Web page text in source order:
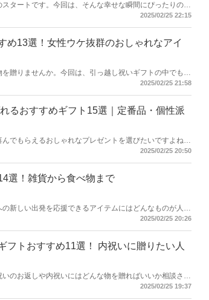
タートです。今回は、そんな幸せな瞬間にぴったりの気
しい間柄から近頃は疎遠になってしまっている遠い親戚
2025/02/25 22:15
め13選！女性ウケ抜群のおしゃれなアイ
贈りませんか。今回は、引っ越し祝いギフトの中でも一
いきます。低予算で相手に気を遣わせない商品から、家
2025/02/25 21:58
るおすすめギフト15選｜定番品・個性派
でもらえるおしゃれなプレゼントを選びたいですよね。
ハイセンスな贈り物をご紹介していきます。お世話にな
2025/02/25 20:50
選！雑貨から食べ物まで
新しい出発を応援できるアイテムにはどんなものが人気
品があり迷ってしまいますよね。そんなお悩みを解決す
2025/02/25 20:26
フトおすすめ11選！ 内祝いに贈りたい人
のお返しや内祝いにはどんな物を贈ればいいか相談され
どきのセンスのいいおしゃれなギフトのおすすめをご紹
2025/02/25 19:37